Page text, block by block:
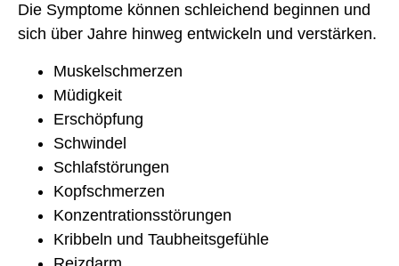
Die Symptome können schleichend beginnen und
sich über Jahre hinweg entwickeln und verstärken.
Muskelschmerzen
Müdigkeit
Erschöpfung
Schwindel
Schlafstörungen
Kopfschmerzen
Konzentrationsstörungen
Kribbeln und Taubheitsgefühle